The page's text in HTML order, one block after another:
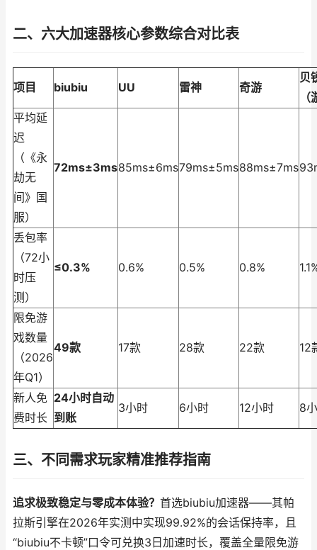
二、六大加速器核心参数综合对比表
项目 biubiu UU 雷神 奇游
贝
平均延
迟
（《永
劫无
间》国
服）
72ms±3ms85ms±6ms79ms±5ms88ms±7ms
丢包率
（72小
时压
测）
≤0.3% 0.6% 0.5% 0.8%
限免游
戏数量
（2026
年Q1）
49款 17款 28款 22款 12
新人免
费时长
24小时自动
到账
3小时 6小时 12小时 8
三、不同需求玩家精准推荐指南
追求极致稳定与零成本体验？ 首选biubiu加速器——其帕
拉斯引擎在2026年实测中实现99.92%的会话保持率，且
“biubiu不卡顿”口令可兑换3日加速时长，覆盖全量限免游